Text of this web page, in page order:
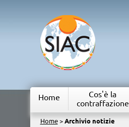
Home
Cos'è la
contraffazione
Home> Archivio notizie